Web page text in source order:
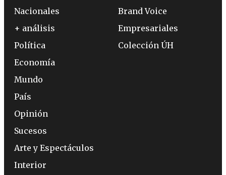
Nacionales
+ análisis
Política
Economía
Mundo
País
Opinión
Sucesos
Arte y Espectáculos
Interior
Brand Voice
Empresariales
Colección ÚH